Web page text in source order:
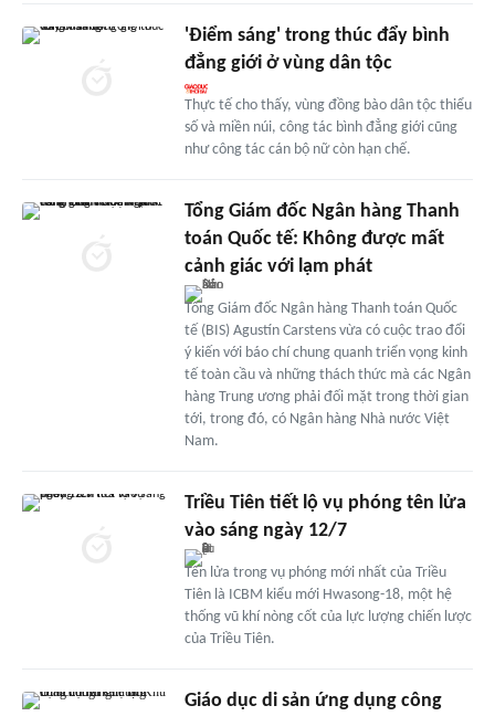
'Điểm sáng' trong thúc đẩy bình
đẳng giới ở vùng dân tộc
Thực tế cho thấy, vùng đồng bào dân tộc thiểu
số và miền núi, công tác bình đẳng giới cũng
như công tác cán bộ nữ còn hạn chế.
Tổng Giám đốc Ngân hàng Thanh
toán Quốc tế: Không được mất
cảnh giác với lạm phát
Tổng Giám đốc Ngân hàng Thanh toán Quốc
tế (BIS) Agustín Carstens vừa có cuộc trao đổi
ý kiến với báo chí chung quanh triển vọng kinh
tế toàn cầu và những thách thức mà các Ngân
hàng Trung ương phải đối mặt trong thời gian
tới, trong đó, có Ngân hàng Nhà nước Việt
Nam.
Triều Tiên tiết lộ vụ phóng tên lửa
vào sáng ngày 12/7
Tên lửa trong vụ phóng mới nhất của Triều
Tiên là ICBM kiểu mới Hwasong-18, một hệ
thống vũ khí nòng cốt của lực lượng chiến lược
của Triều Tiên.
Giáo dục di sản ứng dụng công